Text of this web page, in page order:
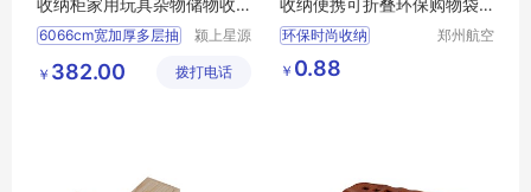
收纳柜家用玩具杂物储物收
纳柜子整理箱
6066cm宽加厚多层抽
颍上星源
有限公司
￥ 382.00 拨打电话
收纳便携可折叠环保购物袋
印字印logo
环保时尚收纳
手提袋子
超大容量防水收纳
郑州航空
￥ 0.88